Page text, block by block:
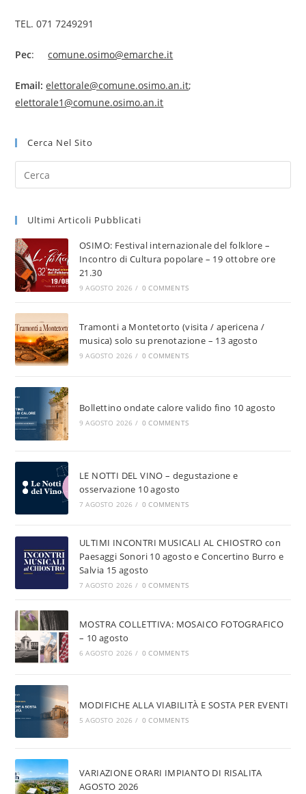
TEL. 071 7249291
Pec:comune.osimo@emarche.it
Email:elettorale@comune.osimo.an.it;
elettorale1@comune.osimo.an.it
Cerca Nel Sito
Ultimi Articoli Pubblicati
OSIMO: Festival internazionale del folklore –
Incontro di Cultura popolare – 19 ottobre ore
21.30
9 AGOSTO 2026 / 0 COMMENTS
Tramonti a Montetorto (visita / apericena /
musica) solo su prenotazione – 13 agosto
9 AGOSTO 2026 / 0 COMMENTS
Bollettino ondate calore valido fino 10 agosto
9 AGOSTO 2026 / 0 COMMENTS
LE NOTTI DEL VINO – degustazione e
osservazione 10 agosto
7 AGOSTO 2026 / 0 COMMENTS
ULTIMI INCONTRI MUSICALI AL CHIOSTRO con
Paesaggi Sonori 10 agosto e Concertino Burro e
Salvia 15 agosto
7 AGOSTO 2026 / 0 COMMENTS
MOSTRA COLLETTIVA: MOSAICO FOTOGRAFICO
– 10 agosto
6 AGOSTO 2026 / 0 COMMENTS
MODIFICHE ALLA VIABILITÀ E SOSTA PER EVENTI
5 AGOSTO 2026 / 0 COMMENTS
VARIAZIONE ORARI IMPIANTO DI RISALITA
AGOSTO 2026